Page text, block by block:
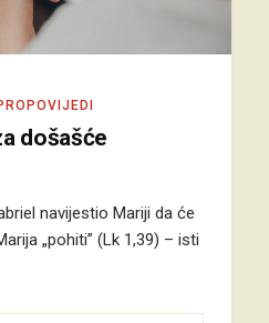
došašće
navijestio Mariji da će
„pohiti” (Lk 1,39) – isti